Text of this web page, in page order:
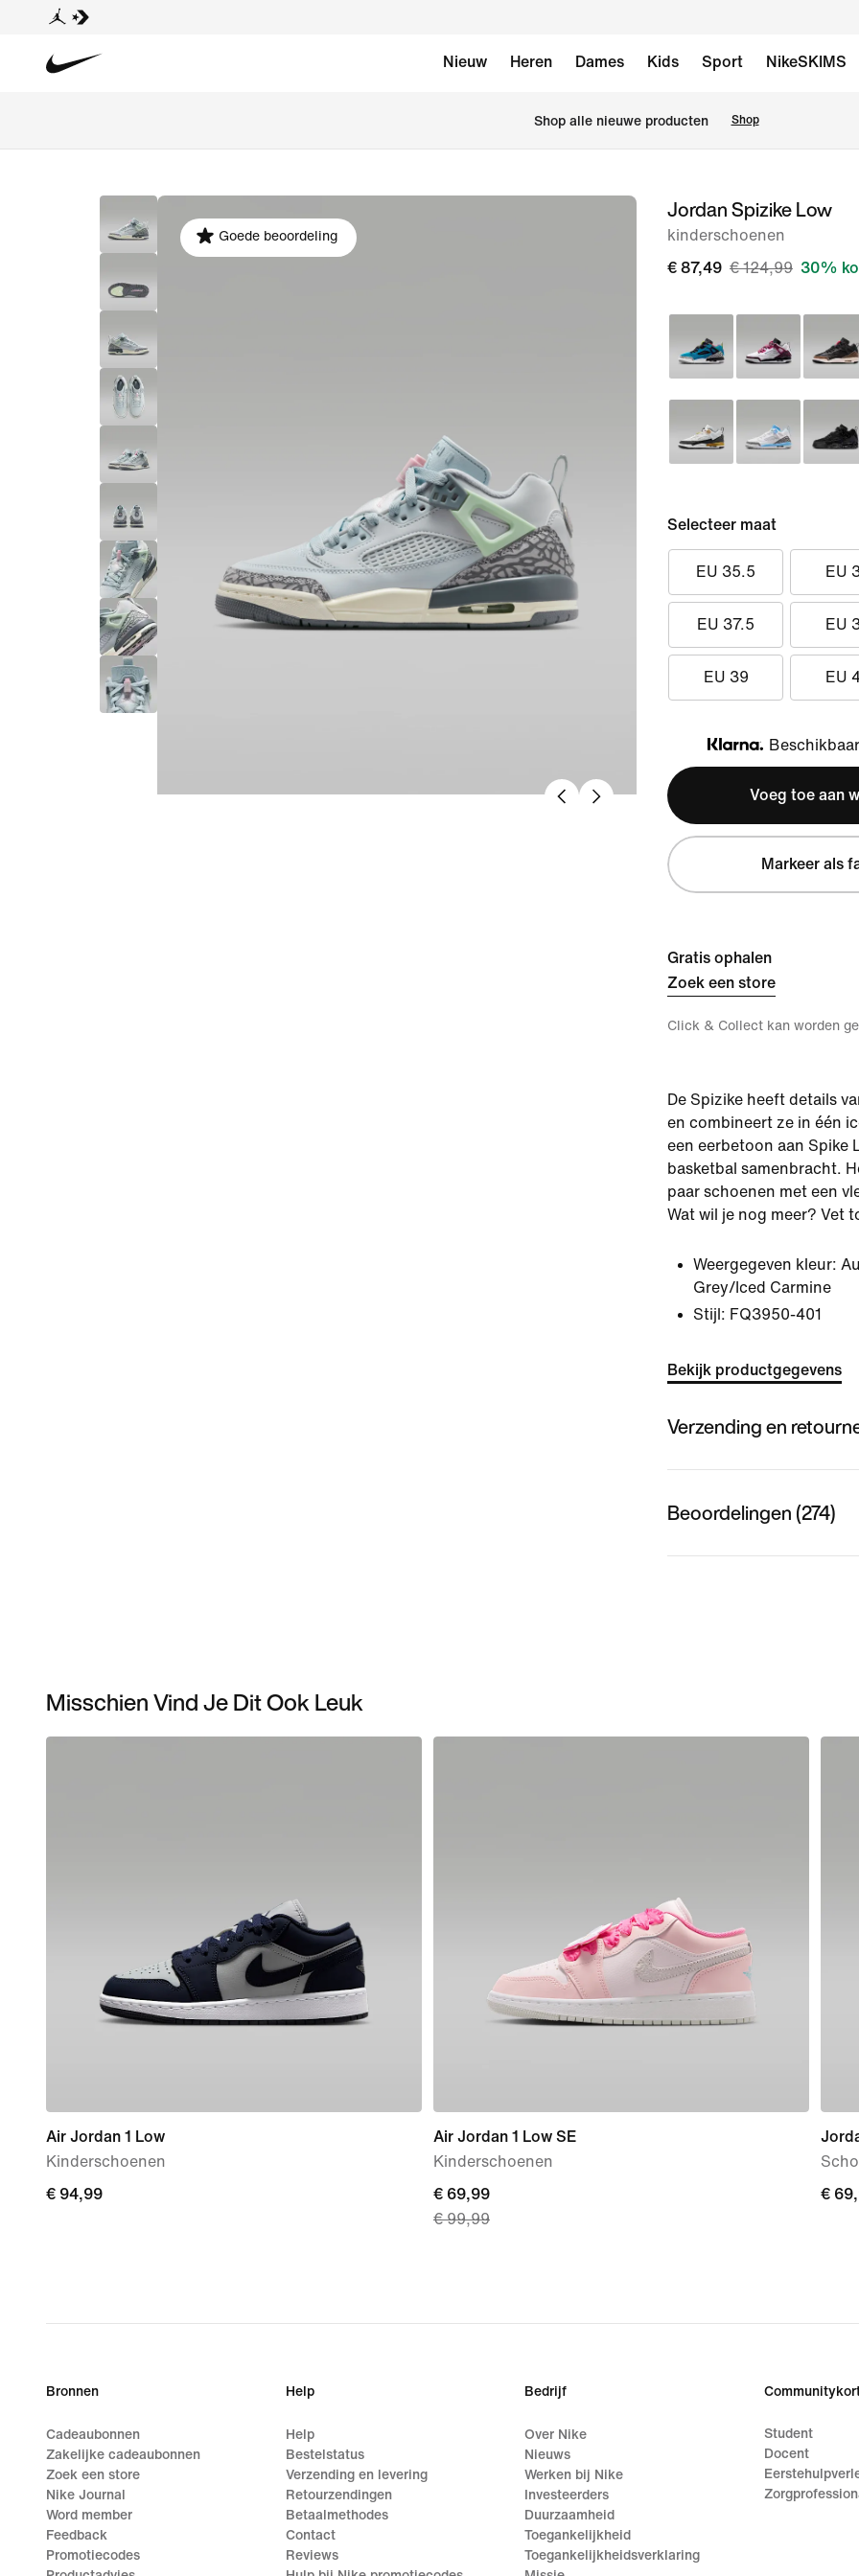
Nieuw Heren Dames Kids Sport NikeSKIMS
Shop alle nieuwe producten Shop
afbeelding
Goede beoordeling
Jordan Spizike Low
kinderschoenen
€ 87,49 € 124,99 30%
Selecteer maat
EU 35.5 EU
EU 37.5 EU
EU 39 EU
Klarna
Voeg toe aan
Markeer als
Gratis ophalen
Zoek een store
Click & Collect kan worden
De Spizike heeft details
en combineert ze in één
een eerbetoon aan Spike
basketbal samenbracht.
paar schoenen met een
Wat wil je nog meer? Vet
Weergegeven kleur:
Grey/Iced Carmine
Stijl: FQ3950-401
Bekijk productgegevens
Verzending en
Beoordelingen (274)
Misschien Vind Je Dit Ook Leuk
Air Jordan 1 Low
Kinderschoenen
€ 94,99
€ 94,99
Air Jordan 1 Low SE
Kinderschoenen
current
price
€ 99,99
€ 69,99
€ 99,99
€
€
Bronnen
Cadeaubonnen
Zakelijke cadeaubonnen
Zoek een store
Nike Journal
Word member
Feedback
Promotiecodes
Help
Help
Bestelstatus
Verzending en levering
Retourzendingen
Betaalmethodes
Contact
Reviews
Bedrijf
Over Nike
Nieuws
Werken bij Nike
Investeerders
Duurzaamheid
Toegankelijkheid
Toegankelijkheidsverklaring
Student
Docent